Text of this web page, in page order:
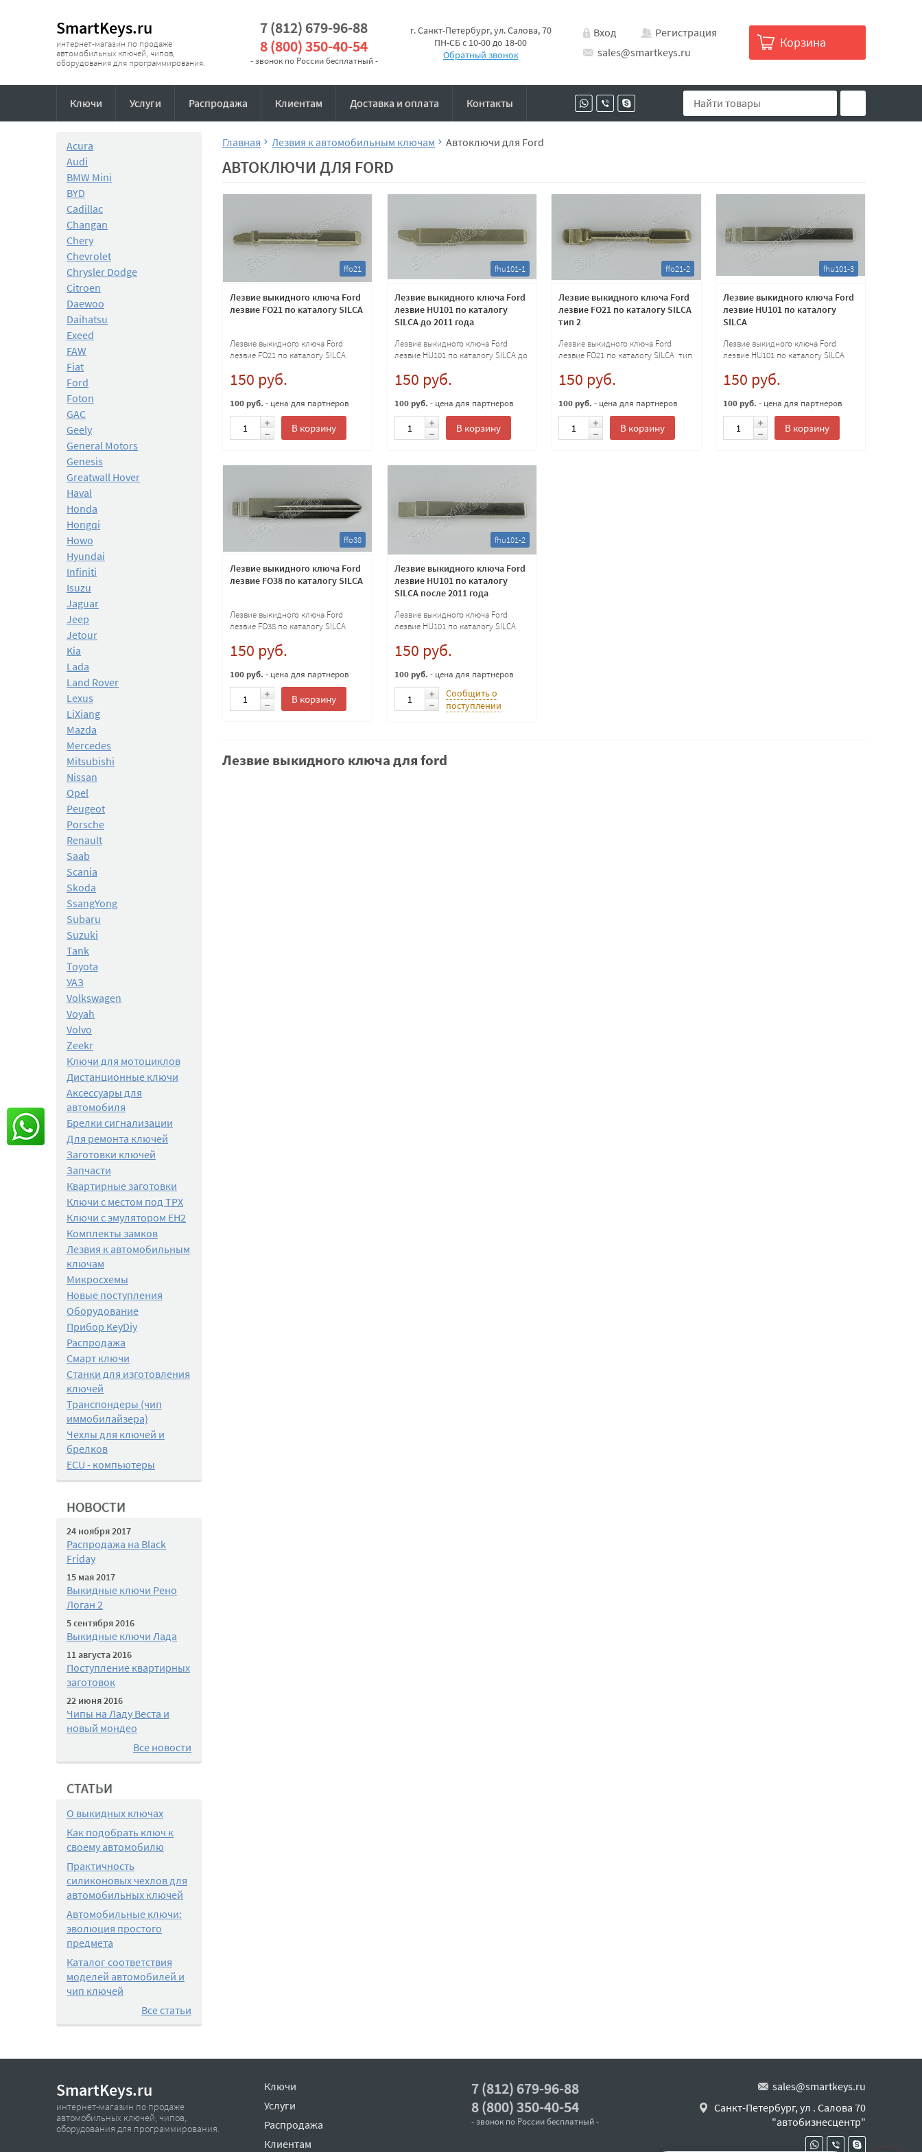
SmartKeys.ru
интернет-магазин по продаже
автомобильных ключей, чипов,
оборудования для программирования.
7 (812) 679-96-88
8 (800) 350-40-54
- звонок по России бесплатный -
г. Санкт-Петербург, ул. Салова, 70
ПН-СБ с 10-00 до 18-00
Обратный звонок
Вход
Регистрация
sales@smartkeys.ru
Корзина
Ключи Услуги Распродажа Клиентам Доставка и оплата Контакты
Acura
Audi
BMW Mini
BYD
Cadillac
Changan
Chery
Chevrolet
Chrysler Dodge
Citroen
Daewoo
Daihatsu
Exeed
FAW
Fiat
Ford
Foton
GAC
Geely
General Motors
Genesis
Greatwall Hover
Haval
Honda
Hongqi
Howo
Hyundai
Infiniti
Isuzu
Jaguar
Jeep
Jetour
Kia
Lada
Land Rover
Lexus
LiXiang
Mazda
Mercedes
Mitsubishi
Nissan
Opel
Peugeot
Porsche
Renault
Saab
Scania
Skoda
SsangYong
Subaru
Suzuki
Tank
Toyota
УАЗ
Volkswagen
Voyah
Volvo
Zeekr
Ключи для мотоциклов
Дистанционные ключи
Аксессуары для
автомобиля
Брелки сигнализации
Для ремонта ключей
Заготовки ключей
Запчасти
Квартирные заготовки
Ключи с местом под TPX
Ключи с эмулятором EH2
Комплекты замков
Лезвия к автомобильным
ключам
Микросхемы
Новые поступления
Оборудование
Прибор KeyDiy
Распродажа
Смарт ключи
Станки для изготовления
ключей
Транспондеры (чип
иммобилайзера)
Чехлы для ключей и
брелков
ECU - компьютеры
НОВОСТИ
24 ноября 2017
Распродажа на Black
Friday
15 мая 2017
Выкидные ключи Рено
Логан 2
5 сентября 2016
Выкидные ключи Лада
11 августа 2016
Поступление квартирных
заготовок
22 июня 2016
Чипы на Ладу Веста и
новый мондео
Все новости
СТАТЬИ
О выкидных ключах
Как подобрать ключ к
своему автомобилю
Практичность
силиконовых чехлов для
автомобильных ключей
Автомобильные ключи:
эволюция простого
предмета
Каталог соответствия
моделей автомобилей и
чип ключей
Все статьи
Главная Лезвия к автомобильным ключам Автоключи для Ford
АВТОКЛЮЧИ ДЛЯ FORD
ffo21
Лезвие выкидного ключа Ford
лезвие FO21 по каталогу SILCA
Лезвие выкидного ключа Ford
лезвие FO21 по каталогу SILCA
150 руб.
100 руб. - цена для партнеров
В корзину
fhu101-1
Лезвие выкидного ключа Ford
лезвие HU101 по каталогу
SILCA до 2011 года
Лезвие выкидного ключа Ford
лезвие HU101 по каталогу SILCA до
150 руб.
100 руб. - цена для партнеров
В корзину
ffo21-2
Лезвие выкидного ключа Ford
лезвие FO21 по каталогу SILCA
тип 2
Лезвие выкидного ключа Ford
лезвие FO21 по каталогу SILCA тип
150 руб.
100 руб. - цена для партнеров
В корзину
fhu101-3
Лезвие выкидного ключа Ford
лезвие HU101 по каталогу
SILCA
Лезвие выкидного ключа Ford
лезвие HU101 по каталогу SILCA
150 руб.
100 руб. - цена для партнеров
В корзину
ffo38
Лезвие выкидного ключа Ford
лезвие FO38 по каталогу SILCA
Лезвие выкидного ключа Ford
лезвие FO38 по каталогу SILCA
150 руб.
100 руб. - цена для партнеров
В корзину
fhu101-2
Лезвие выкидного ключа Ford
лезвие HU101 по каталогу
SILCA после 2011 года
Лезвие выкидного ключа Ford
лезвие HU101 по каталогу SILCA
150 руб.
100 руб. - цена для партнеров
Сообщить о
поступлении
Лезвие выкидного ключа для ford
SmartKeys.ru
интернет-магазин по продаже
автомобильных ключей, чипов,
оборудования для программирования.
Ключи
Услуги
Распродажа
Клиентам
7 (812) 679-96-88
8 (800) 350-40-54
- звонок по России бесплатный -
sales@smartkeys.ru
Санкт-Петербург, ул . Салова 70
"автобизнесцентр"